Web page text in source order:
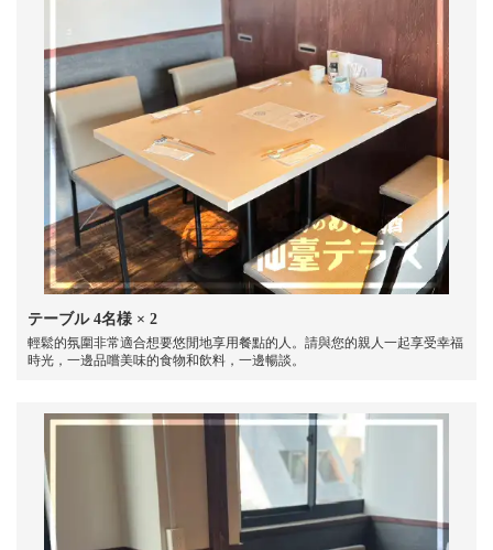
テーブル4名様 × 2
輕鬆的氛圍非常適合想要悠閒地享用餐點的人。請與您的親人一起享受幸福
時光，一邊品嚐美味的食物和飲料，一邊暢談。
この店舗情報をシェアする
宮城県仙台市青葉区国分町２丁目１ー１５猪股ビル6階
https://sendai-terrace.owst.jp/seats
お店情報をコピー